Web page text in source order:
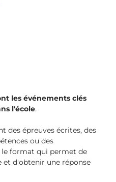
les événements clés
l'école.
des épreuves écrites, des
ou des
le format qui permet de
d'obtenir une réponse